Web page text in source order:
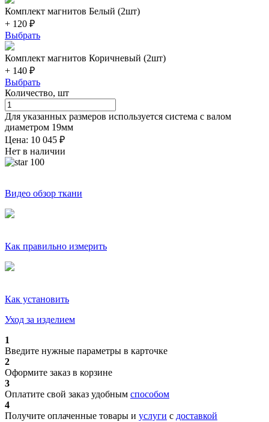
Комплект магнитов Белый (2шт)
+ 120 ₽
Выбрать
Комплект магнитов Коричневый (2шт)
+ 140 ₽
Выбрать
Количество, шт
Для указанных размеров используется система с валом
диаметром 19мм
Цена: 10 045 ₽
Нет в наличии
100
Видео обзор ткани
Как правильно измерить
Как установить
Уход за изделием
1
Введите нужные параметры в карточке
2
Оформите заказ в корзине
3
Оплатите свой заказ удобным способом
4
Получите оплаченные товары и услуги с доставкой